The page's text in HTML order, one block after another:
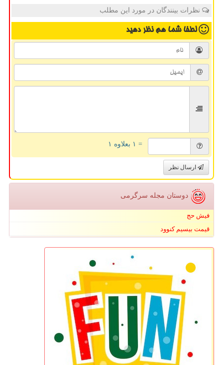
نظرات بینندگان در مورد این مطلب
لطفا شما همنظر دهید
= ۱ بعلاوه ۱
ارسال نظر
دوستان مجله سرگرمی
فیش حج
قیمت بیسیم کنوود